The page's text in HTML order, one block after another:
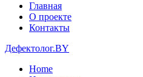
Главная
О проекте
Контакты
Дефектолог.BY
Home